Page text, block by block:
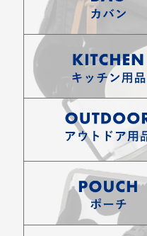
お買い物を続ける